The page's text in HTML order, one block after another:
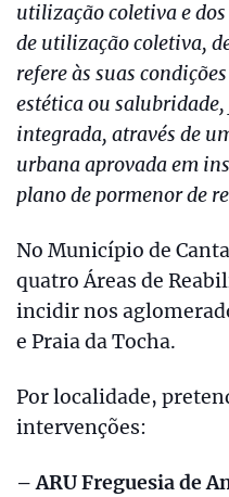
utilização coletiva e dos
de utilização coletiva,
refere às suas
estética ou
integrada, através de
urbana aprovada em
plano de pormenor de
No Município de
quatro Áreas de
incidir nos
e Praia da Tocha.
Por localidade,
intervenções:
– ARU Freguesia de